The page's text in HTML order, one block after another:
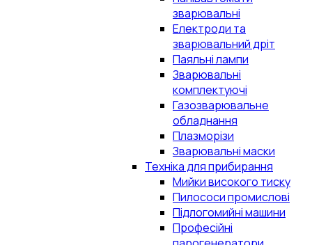
зварювальні
Електроди та
зварювальний дріт
Паяльні лампи
Зварювальні
комплектуючі
Газозварювальне
обладнання
Плазморізи
Зварювальні маски
Техніка для прибирання
Мийки високого тиску
Пилососи промислові
Підлогомийні машини
Професійні